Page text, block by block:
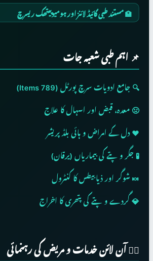
🏥 مستند طبی گائیڈ لائنز اور ہومیوپیتھک ریسرچ
📌 اہم طبی شعبہ جات
🔍 جامع ادویات سرچ پورٹل (789 Items)
🤢 معدہ، قبض اور اسہال کا علاج
❤️ دل کے امراض و ہائی بلڈ پریشر
🧪 جگر و پتے کی بیماریاں (یرقان)
🍬 شوگر اور ذیابیطس کا کنٹرول
💎 گردے و پتے کی پتھری کا اخراج
👨‍⚕️ آن لائن خدمات و مریض کی رہنمائی